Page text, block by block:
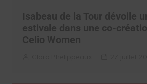
Isabeau de la Tour dévoile
estivale dans une co-
Celio Women